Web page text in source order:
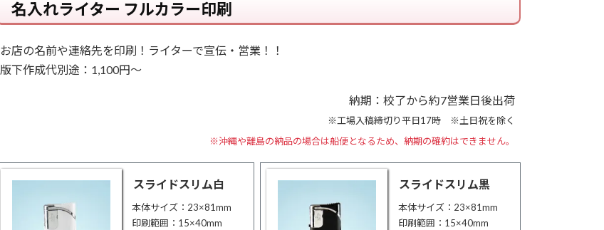
名入れライター フルカラー印刷
お店の名前や連絡先を印刷！ライターで宣伝・営業！！
版下作成代別途：1,100円～
納期：校了から約7営業日後出荷
※工場入稿締切り平日17時 ※土日祝を除く
※沖縄や離島の納品の場合は船便となるため、 納期の確約はできません。
スライドスリム白
本体サイズ：23×81mm
印刷範囲：15×40mm
スライドスリム黒
本体サイズ：23×81mm
印刷範囲：15×40mm